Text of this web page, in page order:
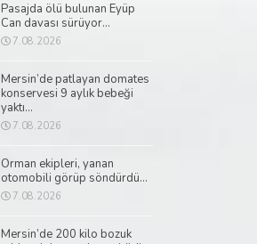
Pasajda ölü bulunan Eyüp
Can davası sürüyor...
7.08.2026
Mersin’de patlayan domates
konservesi 9 aylık bebeği
yaktı...
7.08.2026
Orman ekipleri, yanan
otomobili görüp söndürdü...
7.08.2026
Mersin’de 200 kilo bozuk